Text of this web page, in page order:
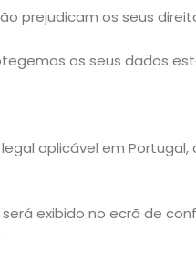
prejudicam os seus
os seus dados
aplicável em
exibido no ecrã de